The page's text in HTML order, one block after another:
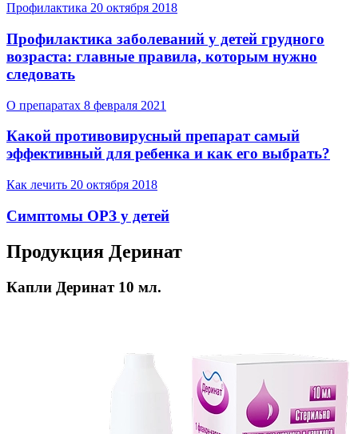
Профилактика 20 октября 2018
Профилактика заболеваний у детей грудного
возраста: главные правила, которым нужно
следовать
О препаратах 8 февраля 2021
Какой противовирусный препарат самый
эффективный для ребенка и как его выбрать?
Как лечить 20 октября 2018
Симптомы ОРЗ у детей
Продукция Деринат
Капли Деринат 10 мл.